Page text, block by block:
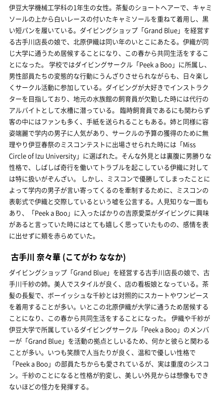
伊豆大学機械工学科の1年生の女性。茶髪のショートヘアーで、キャミ
ソールの上から白いレースの付いたキャミソールを重ねて着用し、黒
い短パンを履いている。ダイビングショップ「Grand Blue」を経営す
る古手川店長の娘で、北原伊織は同い年のいとこにあたる。伊織が同
じ大学に通うため居候することになり、この春から共同生活をするこ
とになった。 学校ではダイビングサークル「Peek a Boo」に所属し、
男性部員たちの変態的な行動にうんざりさせられながらも、日々楽し
くサークル活動に参加している。ダイビングが大好きでインストラク
ターを目指しており、地元の水族館の飼育員が欠勤した時には代行の
アルバイトとして水槽に潜っている。 臨時飼育員であるにも関わらず
客の中にはファンも多く、手紙を送られることもある。姉と同様に容
姿端麗で学内の男子に人気があり、サークルの予算の獲得のために無
理やり伊豆春祭のミスコンテストに出場させられた時には「Miss
Circle of Izu University」に選ばれた。そんな外見とは裏腹に男勝りな
性格で、しばしば奇行を働いてトラブルを起こしている伊織に対して
は特に扱いがぞんざい。 しかし、ミスコンで優勝してしまったことに
よって学内の男子が言い寄ってくるのを牽制するために、ミスコンの
表彰式で伊織と交際しているという嘘を公言する。人見知りな一面も
あり、「Peek a Boo」に入ったばかりの吉原愛菜がダイビングに興味
があると言っていた時にはとても嬉しく思っていたものの、感情を表
に出せずに頬を赤らめていた。
古手川 奈々華 (こてがわ ななか)
ダイビングショップ「Grand Blue」を経営する古手川店長の娘で、古
手川千紗の姉。美人でスタイルが良く、店の看板娘となっている。茶
髪の長髪で、ボーイッシュな千紗とは対照的にスカートやワンピース
を着用することが多い。いとこの北原伊織が大学に通うため居候する
ことになり、この春から共同生活をすることになった。 伊織や千紗が
伊豆大学で所属しているダイビングサークル「Peek a Boo」のメンバ
ーが「Grand Blue」を活動の拠点としいるため、何かと彼らと関わる
ことが多い。いつも笑顔で人当たりが良く、温和で優しい性格で
「Peek a Boo」の部員たちからも愛されているが、実は重度のシスコ
ン。千紗のことになると性格が豹変し、美しい外見からは想像もでき
ないほどの怪力を発揮する。